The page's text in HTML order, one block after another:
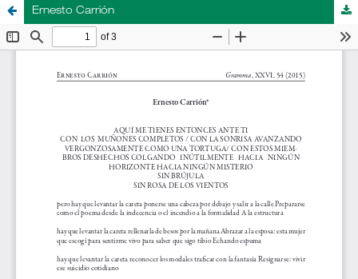
Ernesto Carrión